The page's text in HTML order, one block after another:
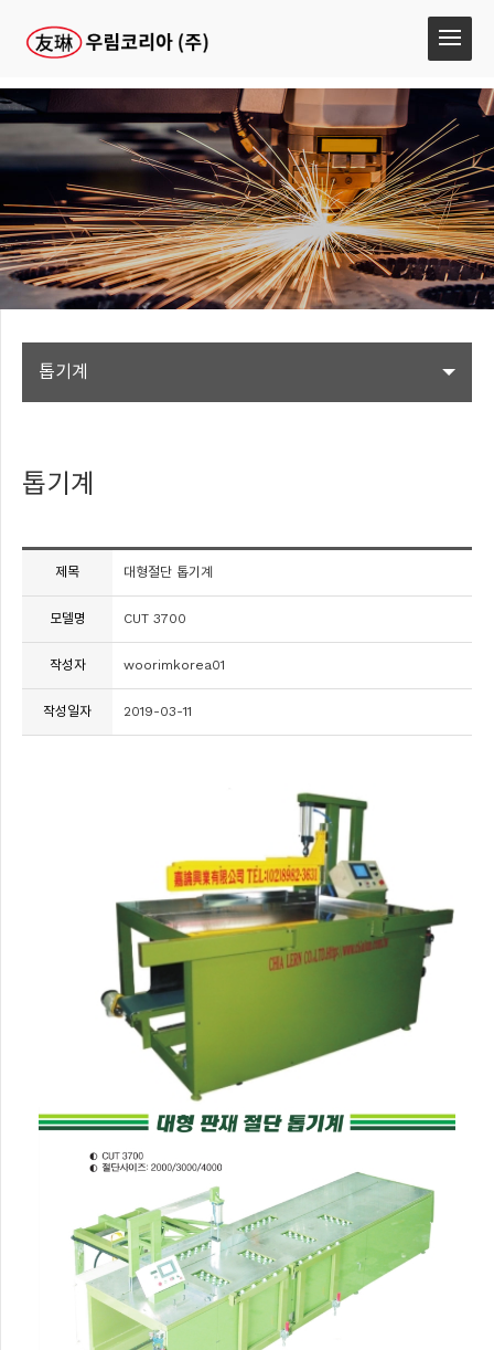
톱기계
톱기계
제목 대형절단 톱기계
모델명 CUT 3700
작성자 woorimkorea01
작성일자 2019-03-11